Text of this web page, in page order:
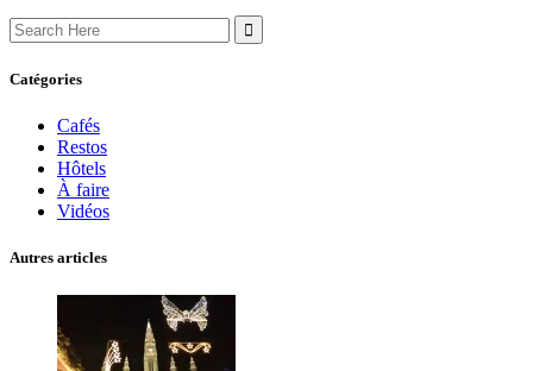
Search
for:
Catégories
Cafés
Restos
Hôtels
À faire
Vidéos
Autres articles